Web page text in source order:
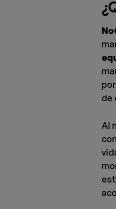
de
Al